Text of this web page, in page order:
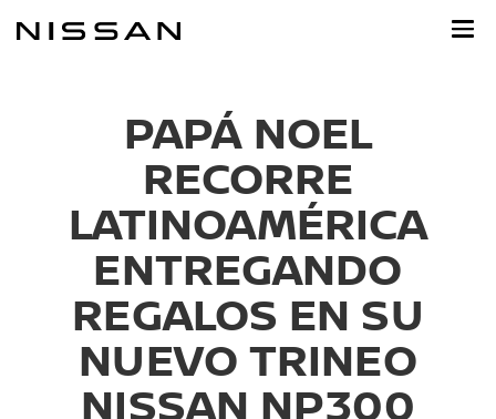
PAPÁ NOEL
RECORRE
LATINOAMÉRICA
ENTREGANDO
REGALOS EN SU
NUEVO TRINEO